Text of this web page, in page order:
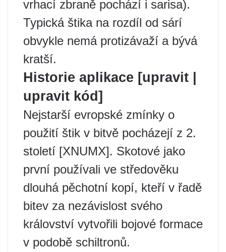
vrhací zbraně pochází i sarisa).
Typická štika na rozdíl od sárí
obvykle nemá protizávaží a bývá
kratší.
Historie aplikace [upravit |
upravit kód]
Nejstarší evropské zmínky o
použití štik v bitvě pocházejí z 2.
století [XNUMX]. Skotové jako
první používali ve středověku
dlouhá pěchotní kopí, kteří v řadě
bitev za nezávislost svého
království vytvořili bojové formace
v podobě schiltronů.